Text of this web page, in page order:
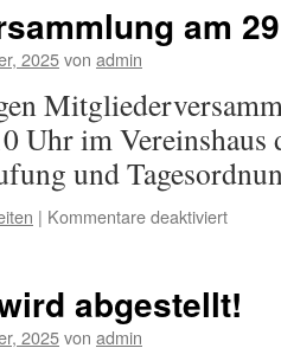
am
2025von admin
Uhr im Vereinshaus
und
| Kommentare deaktiviertfür
abgestellt!
2025von admin